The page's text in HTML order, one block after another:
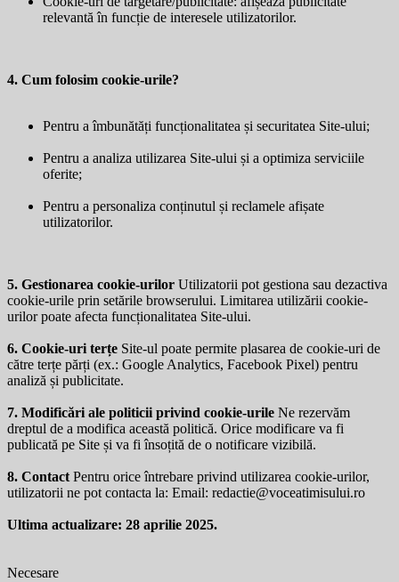
relevantă în funcție de interesele utilizatorilor.
4. Cum folosim cookie-urile?
Pentru a îmbunătăți funcționalitatea și securitatea Site-ului;
Pentru a analiza utilizarea Site-ului și a optimiza serviciile
oferite;
Pentru a personaliza conținutul și reclamele afișate
utilizatorilor.
5. Gestionarea cookie-urilor Utilizatorii pot gestiona sau dezactiva
cookie-urile prin setările browserului. Limitarea utilizării cookie-
urilor poate afecta funcționalitatea Site-ului.
6. Cookie-uri terțe Site-ul poate permite plasarea de cookie-uri de
către terțe părți (ex.: Google Analytics, Facebook Pixel) pentru
analiză și publicitate.
7. Modificări ale politicii privind cookie-urile Ne rezervăm
dreptul de a modifica această politică. Orice modificare va fi
publicată pe Site și va fi însoțită de o notificare vizibilă.
8. Contact Pentru orice întrebare privind utilizarea cookie-urilor,
utilizatorii ne pot contacta la: Email: redactie@voceatimisului.ro
Ultima actualizare: 28 aprilie 2025.
Necesare